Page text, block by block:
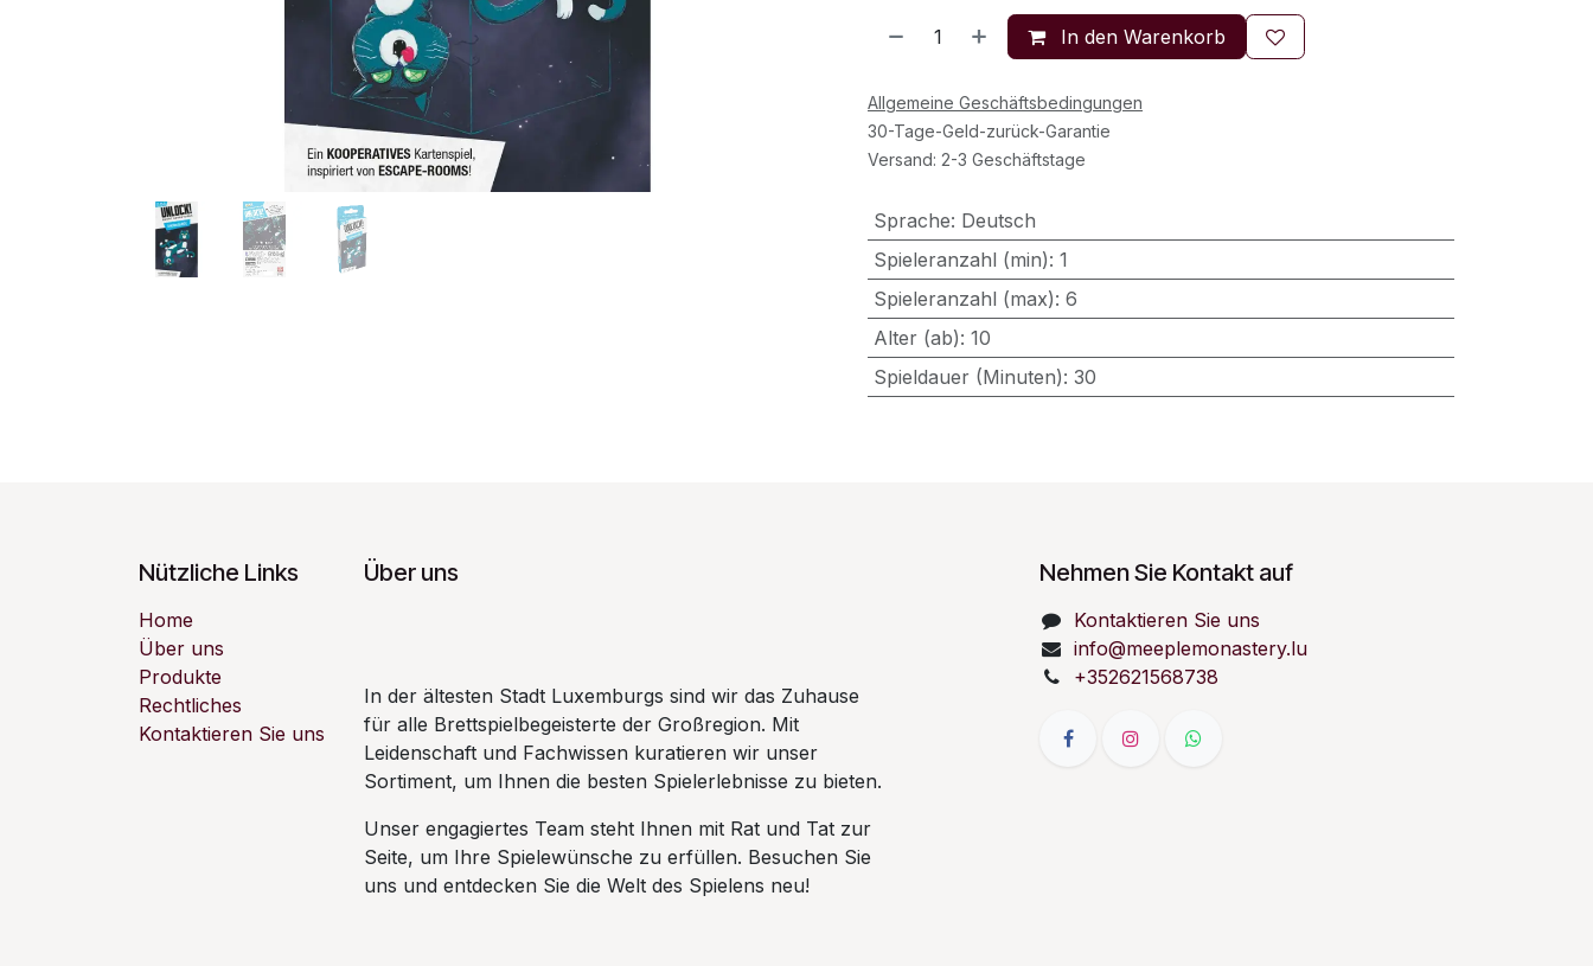
In den Warenkorb
Allgemeine Geschäftsbedingungen
30-Tage-Geld-zurück-Garantie
Versand: 2-3 Geschäftstage
Sprache: Deutsch
Spieleranzahl (min): 1
Spieleranzahl (max): 6
Alter (ab): 10
Spieldauer (Minuten): 30
Nützliche Links
Home
Über uns
Produkte
Rechtliches
Kontaktieren Sie uns
Über uns
In der ältesten Stadt Luxemburgs sind wir das Zuhause
für alle Brettspielbegeisterte der Großregion. Mit
Leidenschaft und Fachwissen kuratieren wir unser
Sortiment, um Ihnen die besten Spielerlebnisse zu bieten.
Unser engagiertes Team steht Ihnen mit Rat und Tat zur
Seite, um Ihre Spielewünsche zu erfüllen. Besuchen Sie
uns und entdecken Sie die Welt des Spielens neu!
Nehmen Sie Kontakt auf
Kontaktieren Sie uns
info@meeplemonastery.lu
+352621568738